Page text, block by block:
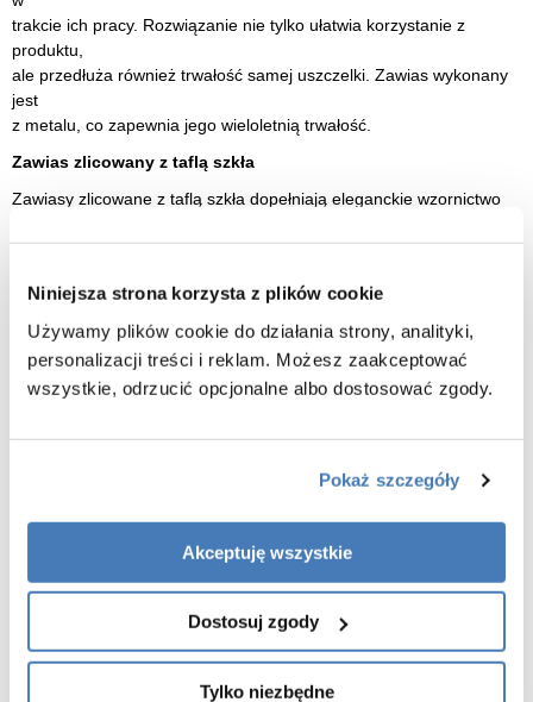
Niniejsza strona korzysta z plików cookie
Używamy plików cookie do działania strony, analityki,
personalizacji treści i reklam. Możesz zaakceptować
wszystkie, odrzucić opcjonalne albo dostosować zgody.
Pokaż szczegóły
Akceptuję wszystkie
Dostosuj zgody
Tylko niezbędne
trakcie ich pracy. Rozwiązanie nie tylko ułatwia korzystanie z
produktu,
ale przedłuża również trwałość samej uszczelki. Zawias wykonany
jest
z metalu, co zapewnia jego wieloletnią trwałość.
Zawias zlicowany z taflą szkła
Zawiasy zlicowane z taflą szkła dopełniają eleganckie wzornictwo
utrzymanie jej w czystości. Elementy maskujące mocowanie
posiadają taką samą kolorystykę, jak pozostałe detale.
Cechy kabiny prysznicowej 90x80 Avexa Gold Shine XR New
Trendy:
drzwi otwierane na prawą stronę
wykończenie złoty połysk w wersji radełkowanej - detale kabiny
ścianka stała wraz ze solidnym eleganckim wspornikiem